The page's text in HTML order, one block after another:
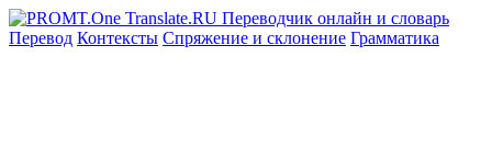
Перевод Контексты Спряжение и склонение Грамматика